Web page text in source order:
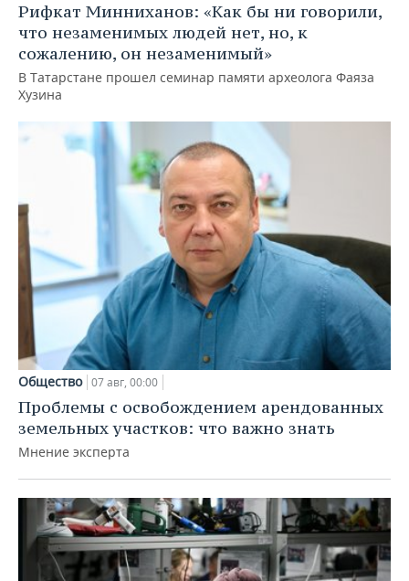
Рифкат Минниханов: «Как бы ни говорили,
что незаменимых людей нет, но, к
сожалению, он незаменимый»
В Татарстане прошел семинар памяти археолога Фаяза
Хузина
Общество 07 авг, 00:00
Проблемы с освобождением арендованных
земельных участков: что важно знать
Мнение эксперта